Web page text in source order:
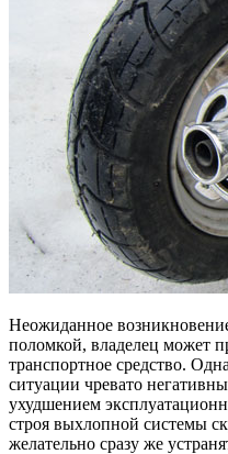
Неожиданное
поломкой, владелец может
транспортное средство.
ситуации чревато
ухудшением
строя выхлопной системы
желательно сразу же